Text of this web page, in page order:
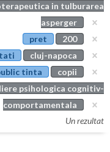
in tulburarea
asperger
pret
200
cluj-napoca
tinta
copii
psihologica cognitiv-
comportamentala
Un rezultat